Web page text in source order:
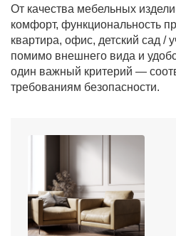
От качества мебельных
комфорт, функциональность
квартира, офис, детский сад /
помимо внешнего вида и
один важный критерий —
требованиям безопасности.